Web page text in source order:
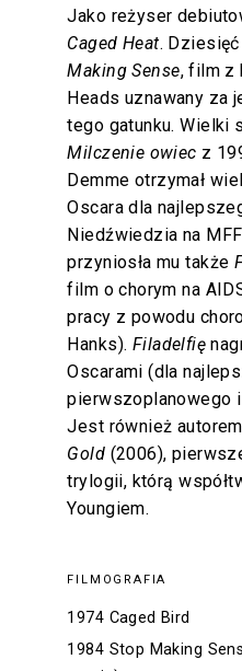
Jako reżyser
Caged Heat.
Making Sense, film z
Heads uznawany za
tego gatunku. Wielki
Milczenie owiec z
Demme otrzymał
Oscara dla
Niedźwiedzia na
przyniosła mu także
film o chorym na
pracy z powodu
Hanks). Filadelfię
Oscarami (dla
pierwszoplanowego
Jest również
Gold (2006),
trylogii, którą
Youngiem.
FILMOGRAFIA
1974 Caged Bird
1984 Stop Making